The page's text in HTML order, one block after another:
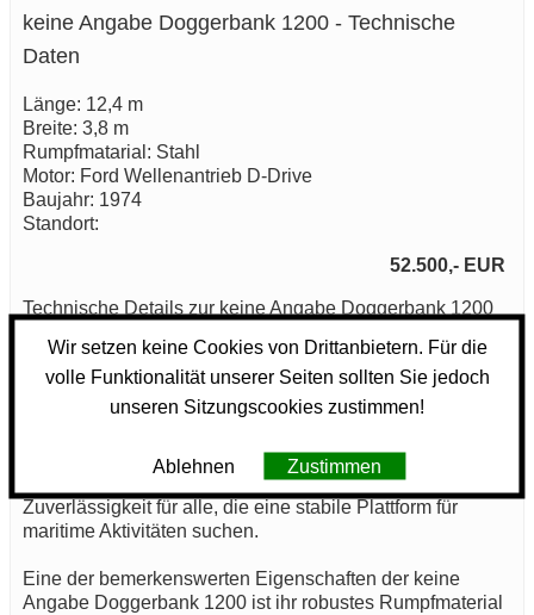
keine Angabe Doggerbank 1200 - Technische
Daten
Länge: 12,4 m
Breite: 3,8 m
Rumpfmatarial: Stahl
Motor: Ford Wellenantrieb D-Drive
Baujahr: 1974
Standort:
52.500,- EUR
Technische Details zur keine Angabe Doggerbank 1200
Motoryacht
Die keine Angabe Doggerbank 1200 ist ein gut
Freizeit- und Sportbootindustrie einen soliden Ruf
genießt. Diese Motoryacht vereint Funktionalität und
Zuverlässigkeit für alle, die eine stabile Plattform für
maritime Aktivitäten suchen.
Eine der bemerkenswerten Eigenschaften der keine
Angabe Doggerbank 1200 ist ihr robustes Rumpfmaterial
Wir setzen keine Cookies von Drittanbietern. Für die
volle Funktionalität unserer Seiten sollten Sie jedoch
unseren Sitzungscookies zustimmen!
Ablehnen Zustimmen